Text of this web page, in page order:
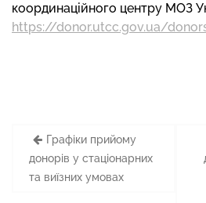
координаційного центру МОЗ
https://donor.utcc.gov.ua/
Навігація
записів
Графіки прийому
донорів у стаціонарних
та виїзних умовах